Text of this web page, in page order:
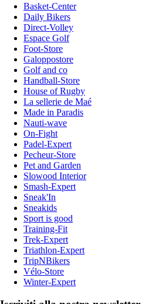
Basket-Center
Daily Bikers
Direct-Volley
Espace Golf
Foot-Store
Galoppostore
Golf and co
Handball-Store
House of Rugby
La sellerie de Maé
Made in Paradis
Nauti-wave
On-Fight
Padel-Expert
Pecheur-Store
Pet and Garden
Slowood Interior
Smash-Expert
Sneak'In
Sneakids
Sport is good
Training-Fit
Trek-Expert
Triathlon-Expert
TripNBikers
Vélo-Store
Winter-Expert